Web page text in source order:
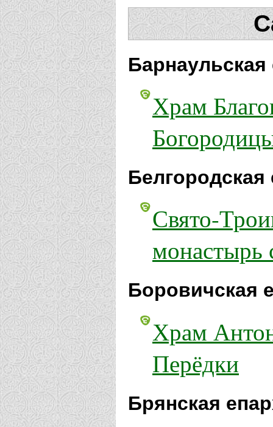
Храм
Белгородская
Свято-
монастырь
Боровичская
Храм
Перёдки
Брянская